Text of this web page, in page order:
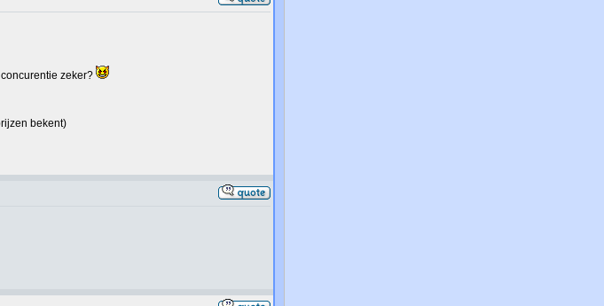
zeker?
bekent)